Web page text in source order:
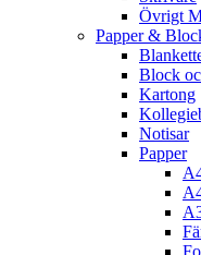
Övrigt
Papper &
Block
Kartong
Notisar
Papper